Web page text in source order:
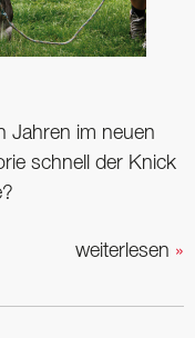
Jahren im neuen
schnell der Knick
weiterlesen »